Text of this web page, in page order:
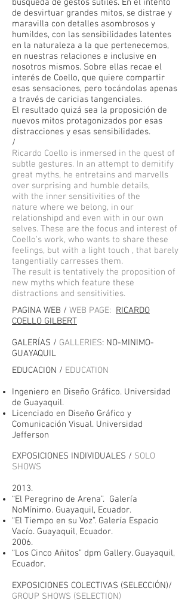
búsqueda de gestos sutiles. En el intento
de desvirtuar grandes mitos, se distrae y
maravilla con detalles asombrosos y
humildes, con las sensibilidades latentes
en la naturaleza a la que pertenecemos,
en nuestras relaciones e inclusive en
nosotros mismos. Sobre ellas recae el
interés de Coello, que quiere compartir
esas sensaciones, pero tocándolas apenas
a través de caricias tangenciales.
El resultado quizá sea la proposición de
nuevos mitos protagonizados por esas
distracciones y esas sensibilidades.
/
Ricardo Coello is inmersed in the quest of
subtle gestures. In an attempt to demitify
great myths, he entretains and marvells
over surprising and humble details,
with the inner sensitivities of the
nature where we belong, in our
relationshipd and even with in our own
selves. These are the focus and interest of
Coello's work, who wants to share these
feelings, but with a light touch , that barely
tangentially carresses them.
The result is tentatively the proposition of
new myths which feature these
distractions and sensitivities.
PAGINA WEB / WEB PAGE: RICARDO
COELLO GILBERT
GALERÍAS / GALLERIES: NO-MINIMO-
GUAYAQUIL
EDUCACION / EDUCATION
Ingeniero en Diseño Gráfico. Universidad
de Guayaquil.
Licenciado en Diseño Gráfico y
Comunicación Visual. Universidad
Jefferson
EXPOSICIONES INDIVIDUALES / SOLO
SHOWS
2013.
“El Peregrino de Arena”. Galería
NoMínimo. Guayaquil, Ecuador.
“El Tiempo en su Voz”. Galería Espacio
Vacío. Guayaquil, Ecuador.
2006.
“Los Cinco Añitos” dpm Gallery. Guayaquil,
Ecuador.
EXPOSICIONES COLECTIVAS (SELECCIÓN)/
GROUP SHOWS (SELECTION)